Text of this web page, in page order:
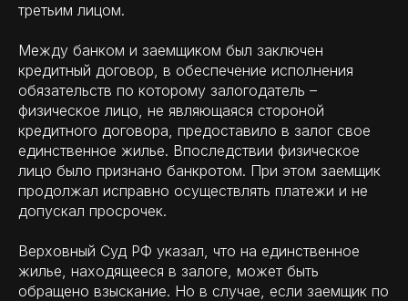
третьим лицом.
Между банком и заемщиком был заключен
кредитный договор, в обеспечение исполнения
обязательств по которому залогодатель –
физическое лицо, не являющаяся стороной
кредитного договора, предоставило в залог свое
единственное жилье. Впоследствии физическое
лицо было признано банкротом. При этом заемщик
продолжал исправно осуществлять платежи и не
допускал просрочек.
Верховный Суд РФ указал, что на единственное
жилье, находящееся в залоге, может быть
обращено взыскание. Но в случае, если заемщик по